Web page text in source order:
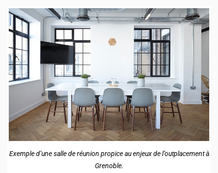
Exemple d’une salle de réunion propice au enjeux de l’outplacement à
Grenoble.